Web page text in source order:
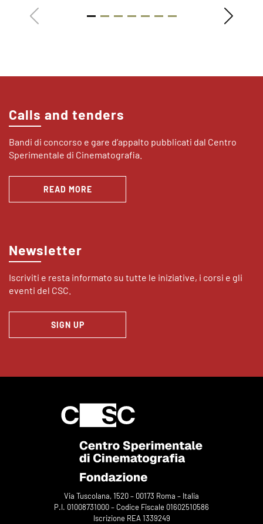
Calls and tenders
Bandi di concorso e gare d’appalto pubblicati dal Centro
Sperimentale di Cinematografia.
READ MORE
Newsletter
Iscriviti e resta informato su tutte le iniziative, i corsi e gli
eventi del CSC.
SIGN UP
Via Tuscolana, 1520 – 00173 Roma – Italia
P.I. 01008731000 – Codice Fiscale 01602510586
Iscrizione REA 1339249